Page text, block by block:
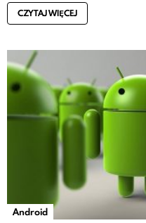
CZYTAJ WIĘCEJ
Android